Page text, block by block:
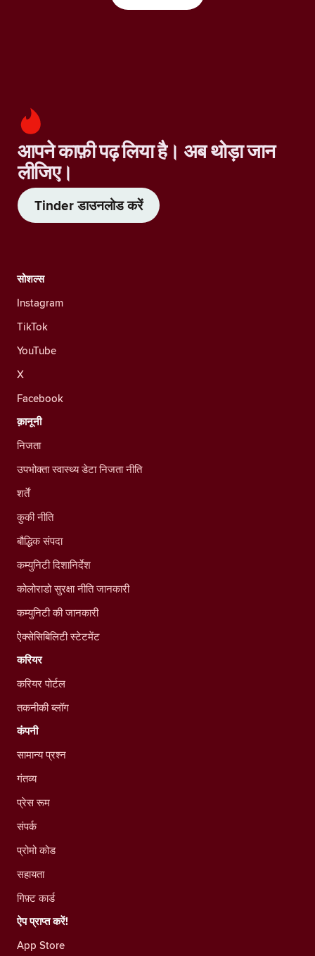
आपने काफ़ी पढ़ लिया है। अब थोड़ा जान
लीजिए।
Tinder डाउनलोड करें
सोशल्स
Instagram
TikTok
YouTube
X
Facebook
क़ानूनी
निजता
उपभोक्ता स्वास्थ्य डेटा निजता नीति
शर्तें
कुकी नीति
बौद्धिक संपदा
कम्युनिटी दिशानिर्देश
कोलोराडो सुरक्षा नीति जानकारी
कम्युनिटी की जानकारी
ऐक्सेसिबिलिटी स्टेटमेंट
करियर
करियर पोर्टल
तकनीकी ब्लॉग
कंपनी
सामान्य प्रश्न
गंतव्य
प्रेस रूम
संपर्क
प्रोमो कोड
सहायता
गिफ़्ट कार्ड
ऐप प्राप्त करें!
App Store